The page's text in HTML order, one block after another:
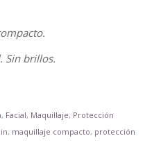
Sin brillos.
, Facial, Maquillaje, Protección
, maquillaje compacto, protección